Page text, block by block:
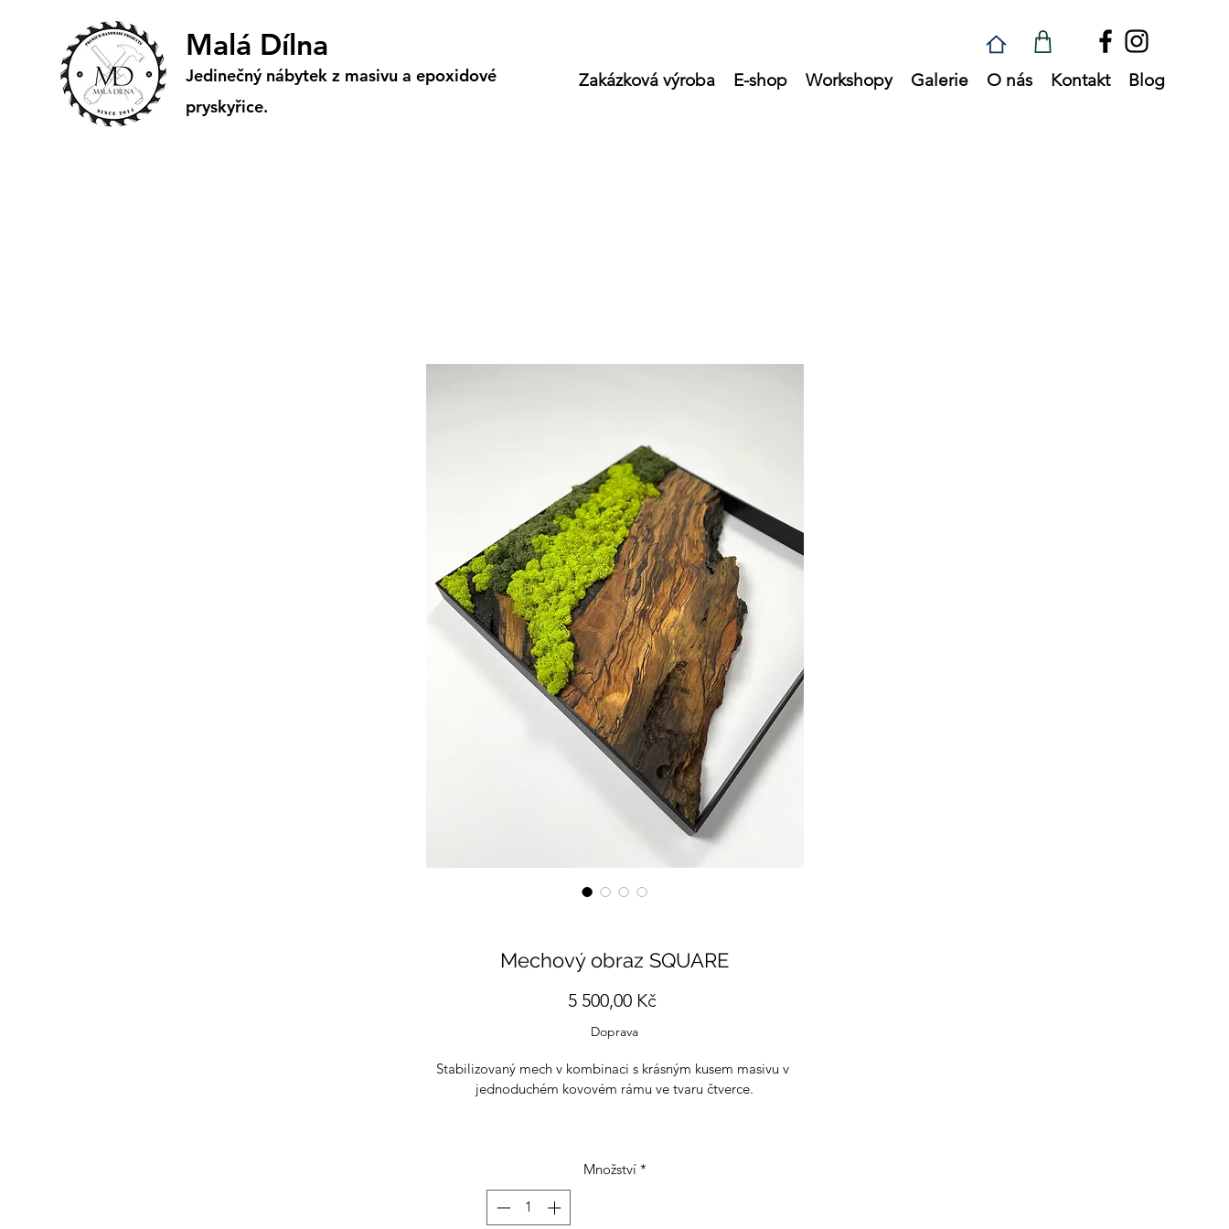
Malá Dílna
Jedinečný nábytek z masivu a epoxidové
pryskyřice.
Zakázková výroba E-shop Workshopy Galerie O nás Kontakt Blog
Mechový obraz SQUARE
5 500,00 KčCena
Doprava
Stabilizovaný mech v kombinaci s krásným kusem masivu v
jednoduchém kovovém rámu ve tvaru čtverce.
umí toho daleko víc! Mech dokáže stabilizovat vlhokst vzduchu v
místnosti, pohlcovat hluk, je hypoalergení, pohlcuje bakterie a dokonce
Množství *